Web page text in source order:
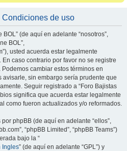
Condiciones de uso
(de aquí en adelante “nosotros”,
BOL”,
usted acuerda estar legalmente
caso contrario por favor no se registre
Podemos cambiar estos términos en
sin embargo sería prudente que
Seguir registrado a “Foro Bajistas
significa que acuerda estar legalmente
como fueron actualizados y/o reformados.
phpBB (de aquí en adelante “ellos”,
“phpBB Limited”, “phpBB Teams”)
bajo la “
Ingles” (de aquí en adelante “GPL”) y